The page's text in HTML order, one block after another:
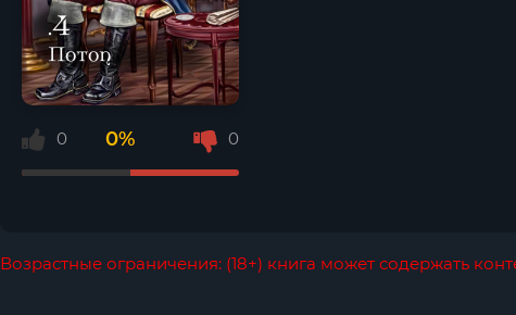
0 0% 0
Возрастные ограничения: (18+) книга может содержать